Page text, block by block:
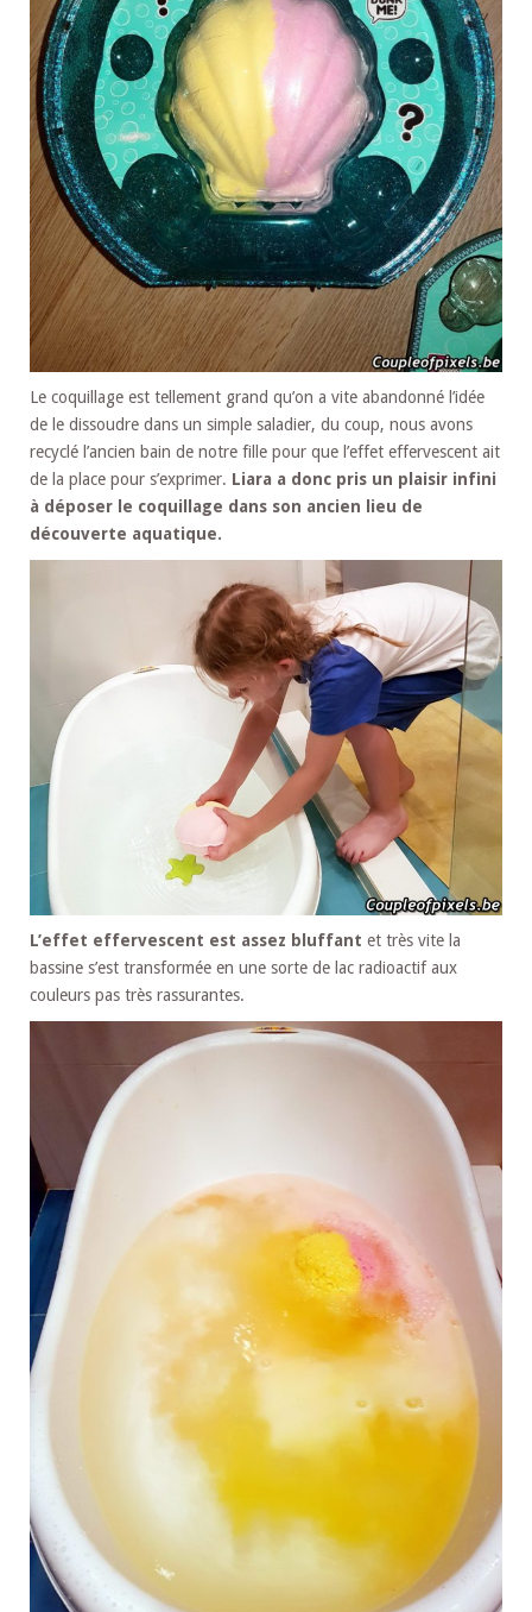
Le coquillage est tellement grand qu’on a vite abandonné l’idée
de le dissoudre dans un simple saladier, du coup, nous avons
recyclé l’ancien bain de notre fille pour que l’effet effervescent ait
de la place pour s’exprimer. Liara a donc pris un plaisir infini
à déposer le coquillage dans son ancien lieu de
découverte aquatique.
L’effet effervescent est assez bluffant et très vite la
bassine s’est transformée en une sorte de lac radioactif aux
couleurs pas très rassurantes.